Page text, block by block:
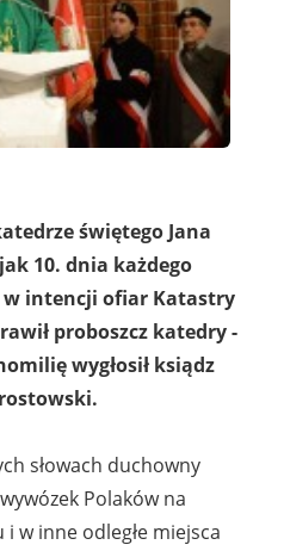
świętego Jana
10. dnia każdego
w intencji ofiar Katastry
proboszcz katedry -
wygłosił ksiądz
słowach duchowny
Polaków na
w inne odległe miejsca